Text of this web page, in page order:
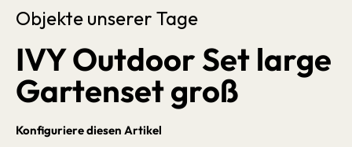
Objekte unserer Tage
IVY Outdoor Set large
Gartenset groß
Konfiguriere diesen Artikel